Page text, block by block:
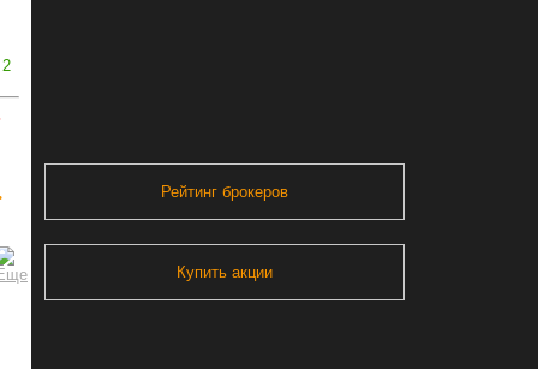
2
Рейтинг брокеров
Купить акции